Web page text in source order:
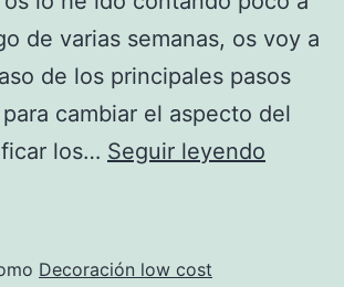
de varias semanas, os voy a
de los principales pasos
cambiar el aspecto del
los… Seguir leyendo
Decoración low cost